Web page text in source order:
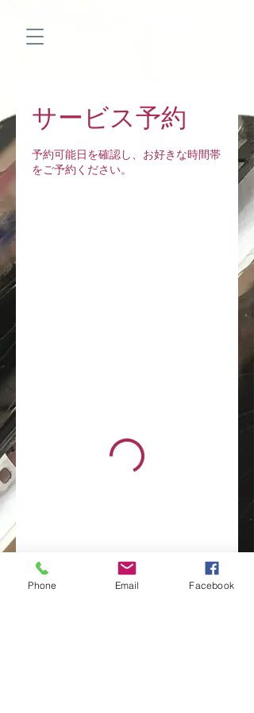
サービス予約
予約可能日を確認し、お好きな時間帯
をご予約ください。
Phone Email Facebook